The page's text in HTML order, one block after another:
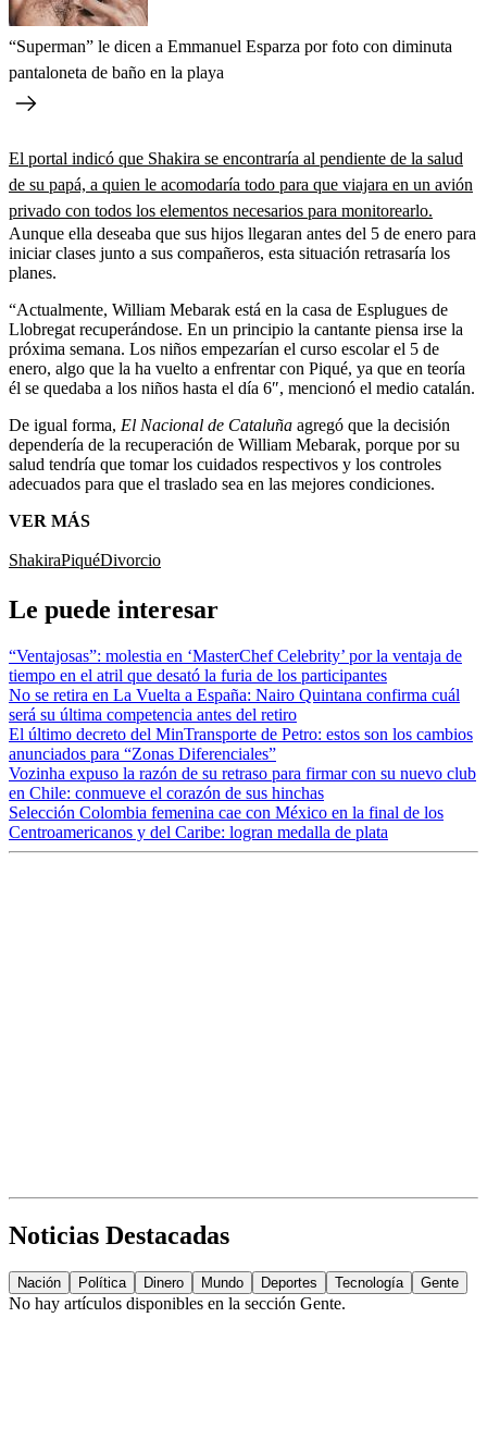
“Superman” le dicen a Emmanuel Esparza por foto con diminuta
pantaloneta de baño en la playa
El portal indicó que Shakira se encontraría al pendiente de la salud
de su papá, a quien le acomodaría todo para que viajara en un avión
privado con todos los elementos necesarios para monitorearlo.
Aunque ella deseaba que sus hijos llegaran antes del 5 de enero para
iniciar clases junto a sus compañeros, esta situación retrasaría los
planes.
“Actualmente, William Mebarak está en la casa de Esplugues de
Llobregat recuperándose. En un principio la cantante piensa irse la
próxima semana. Los niños empezarían el curso escolar el 5 de
enero, algo que la ha vuelto a enfrentar con Piqué, ya que en teoría
él se quedaba a los niños hasta el día 6″, mencionó el medio catalán.
De igual forma, El Nacional de Cataluña agregó que la decisión
dependería de la recuperación de William Mebarak, porque por su
salud tendría que tomar los cuidados respectivos y los controles
adecuados para que el traslado sea en las mejores condiciones.
VER MÁS
ShakiraPiquéDivorcio
Le puede interesar
“Ventajosas”: molestia en ‘MasterChef Celebrity’ por la ventaja de
tiempo en el atril que desató la furia de los participantes
No se retira en La Vuelta a España: Nairo Quintana confirma cuál
será su última competencia antes del retiro
El último decreto del MinTransporte de Petro: estos son los cambios
anunciados para “Zonas Diferenciales”
Vozinha expuso la razón de su retraso para firmar con su nuevo club
en Chile: conmueve el corazón de sus hinchas
Selección Colombia femenina cae con México en la final de los
Centroamericanos y del Caribe: logran medalla de plata
Noticias Destacadas
Nación Política Dinero Mundo Deportes Tecnología Gente
No hay artículos disponibles en la sección Gente.